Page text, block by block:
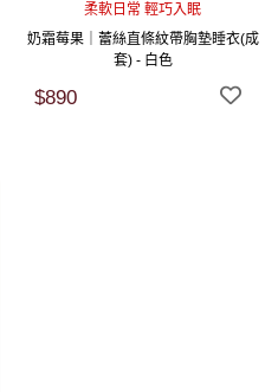
柔軟日常 輕巧入眠
奶霜莓果｜蕾絲直條紋帶胸墊睡衣(成
套) - 白色
$890